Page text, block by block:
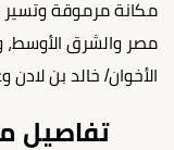
مكانة مرموقة وتسير
الأخوان/ خالد بن لادن
تفاصيل